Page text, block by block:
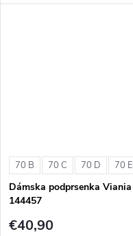
70 B 70 C 70 D 70 E
Dámska podprsenka Viania
144457
€40,90